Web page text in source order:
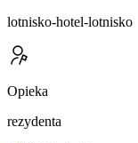
lotnisko-hotel-lotnisko
Opieka
rezydenta